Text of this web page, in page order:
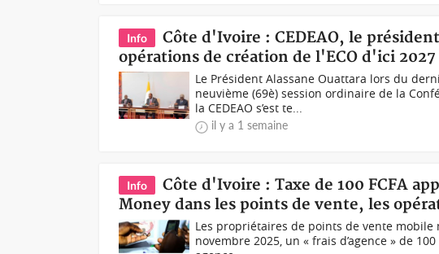
Info
Côte d'Ivoire : CEDEAO, le
opérations de création de l'ECO d'ici 2027
Le Président Alassane Ouattara lors du
neuvième (69è) session ordinaire de la
la CEDEAO s’est te...
il y a 1 semaine
Info
Côte d'Ivoire : Taxe de 100 FCFA
Money dans les points de vente, les
Les propriétaires de points de vente mobile
novembre 2025, un « frais d’agence » de